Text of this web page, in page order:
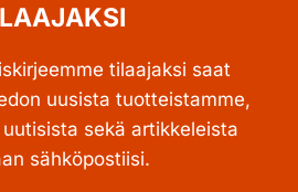
tilaajaksi saat
uusista tuotteistamme,
sekä artikkeleista
sähköpostiisi.